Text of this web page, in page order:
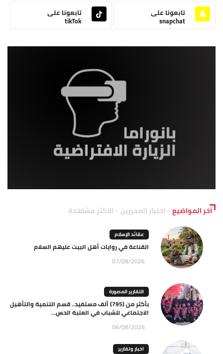
تابعونا على
snapchat
تابعونا على
tikTok
آخر المواضيع اختيار المحررين الاكثر مشاهدة
عقائد الإسلام
القناعة في روايات أهل البيت عليهم السلام
07/08/2026
التقارير المصورة
بأكثر من (795) ألف مستفيد.. قسم التنمية والتأهيل
الاجتماعي للشباب في العتبة الحس...
06/08/2026
اخبار وتقارير